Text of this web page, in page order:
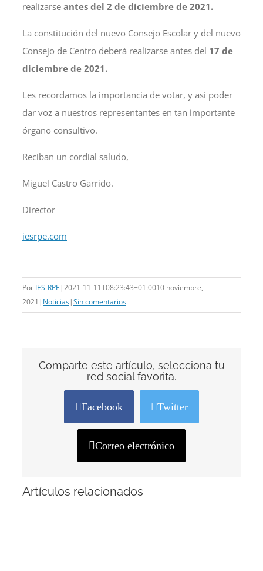
realizarse antes del 2 de diciembre de 2021.
La constitución del nuevo Consejo Escolar y del nuevo
Consejo de Centro deberá realizarse antes del 17 de
diciembre de 2021.
Les recordamos la importancia de votar, y así poder
dar voz a nuestros representantes en tan importante
órgano consultivo.
Reciban un cordial saludo,
Miguel Castro Garrido.
Director
iesrpe.com
Por IES-RPE |2021-11-11T08:23:43+01:0010 noviembre,
2021 | Noticias|Sin comentarios
Comparte este artículo, selecciona tu
red social favorita.
Facebook Twitter
Correo electrónico
Artículos relacionados